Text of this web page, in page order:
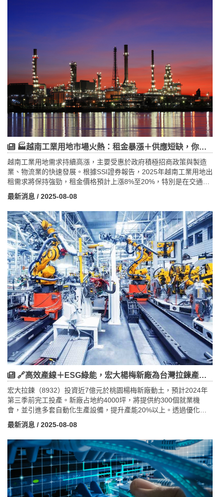
品質與產業發展需求。整體而言，土城、新莊老舊廠房都更案將成
為推動新北產業轉型、提升城市競爭力與宜居性的關鍵動力。
🏭越南工業用地市場火熱：租金暴漲＋供應短缺，你該怎麼布局？
越南工業用地需求持續高漲，主要受惠於政府積極招商政策與製造
業、物流業的快速發展。根據SSI證券報告，2025年越南工業用地出
租需求將保持強勁，租金價格預計上漲8%至20%，特別是在交通便
利及基礎設施完善的工業區。隨著工業區入駐率接近飽和，供應短
缺問題日益嚴重，進一步推升租金水準。專家指出，投資者應聚焦
於高潛力區域，並結合政府政策及區域發展規劃靈活調整投資布
局。此外，ESG與綠色建築的趨勢成為吸引國際企業的重要因素，
投資符合環保標準的工業用地將更具競爭力。面對激烈的市場競
爭，企業與投資人需提前布局，強化合作，提升用地效率，以把握
越南工業用地市場的長期發展機遇。
最新消息 / 2025-08-08
🔗高效產線＋ESG綠能，宏大楊梅新廠為台灣拉鍊產業注入強心針
宏大拉鍊（8932）投資近7億元於桃園楊梅新廠動土，預計2024年
第三季前完工投產。新廠占地約4000坪，將提供約300個就業機
會，並引進多套自動化生產設備，提升產能20%以上。透過優化生
產流程與新產品開發，宏大預計毛利率提升約5%，有效增強競爭
力。新廠設計強調ESG理念，採用環保建材、節能設施及廢水廢氣
治理系統，推動永續經營。宏大在面對國際大廠YKK與中國新興廠
商競爭壓力下，透過多角化經營與技術創新，提升品牌價值與市場
份額。企業也積極培育人才，推動內部培訓與地方合作，帶動在地
就業與經濟活絡。新廠的落成將成為宏大轉型升級的關鍵里程碑，
為公司營運注入強心針，助力未來市場拓展及長期穩健成長。
最新消息 / 2025-08-08